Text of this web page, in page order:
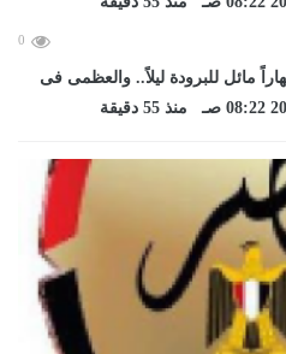
0
مائل للبرودة ليلاً.. والعظمى فى